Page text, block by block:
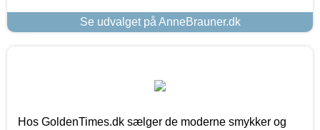
Se udvalget på AnneBrauner.dk
Hos GoldenTimes.dk sælger de moderne smykker og